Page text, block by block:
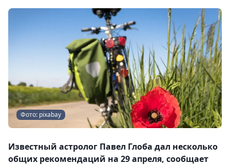
Фото: pixabay
Известный астролог Павел Глоба дал несколько
общих рекомендаций на 29 апреля, сообщает